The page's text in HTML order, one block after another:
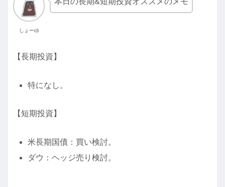
しょーゆ
【長期投資】
特になし。
【短期投資】
米長期国債：買い検討。
ダウ：ヘッジ売り検討。